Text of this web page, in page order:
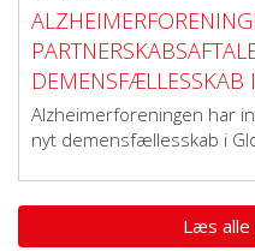
Alzheimerforeningen har
nyt demensfællesskab i
Læs alle